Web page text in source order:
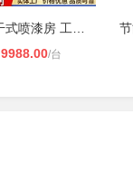
9988.00/台